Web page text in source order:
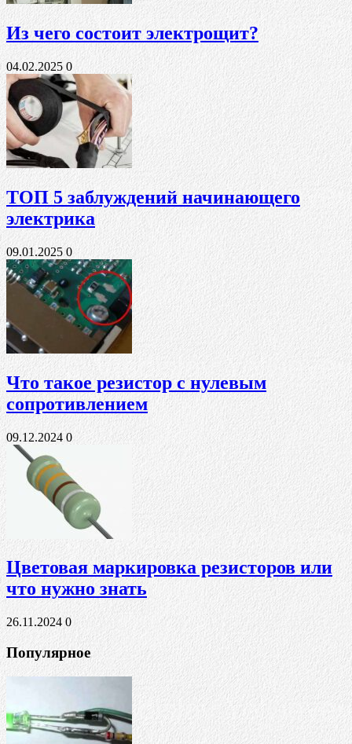
Из чего состоит электрощит?
04.02.2025 0
ТОП 5 заблуждений начинающего
электрика
09.01.20250
Что такое резистор с нулевым
сопротивлением
09.12.2024 0
Цветовая маркировка резисторов или
что нужно знать
26.11.20240
Популярное